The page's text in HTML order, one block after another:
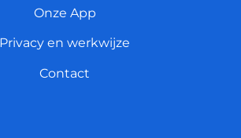
Onze App
Privacy en werkwijze
Contact